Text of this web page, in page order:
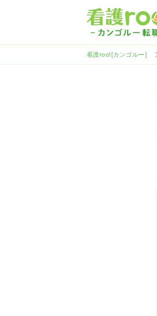
看護roo![カンゴルー]